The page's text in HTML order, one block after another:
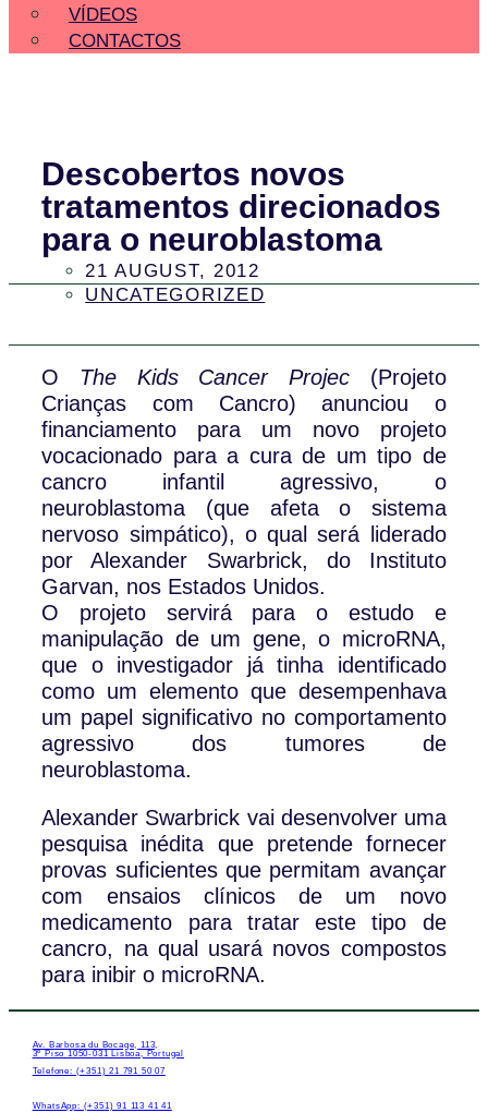
VÍDEOS
CONTACTOS
Descobertos novos
tratamentos direcionados
para o neuroblastoma
21 AUGUST, 2012
UNCATEGORIZED
O The Kids Cancer Projec (Projeto
Crianças com Cancro) anunciou o
financiamento para um novo projeto
vocacionado para a cura de um tipo de
cancro infantil agressivo, o
neuroblastoma (que afeta o sistema
nervoso simpático), o qual será liderado
por Alexander Swarbrick, do Instituto
Garvan, nos Estados Unidos.
O projeto servirá para o estudo e
manipulação de um gene, o microRNA,
que o investigador já tinha identificado
como um elemento que desempenhava
um papel significativo no comportamento
agressivo dos tumores de
neuroblastoma.
Alexander Swarbrick vai desenvolver uma
pesquisa inédita que pretende fornecer
provas suficientes que permitam avançar
com ensaios clínicos de um novo
medicamento para tratar este tipo de
cancro, na qual usará novos compostos
para inibir o microRNA.
Av. Barbosa du Bocage, 113,
3º Piso 1050-031 Lisboa, Portugal
Telefone: (+351) 21 791 50 07
WhatsApp: (+351) 91 113 41 41